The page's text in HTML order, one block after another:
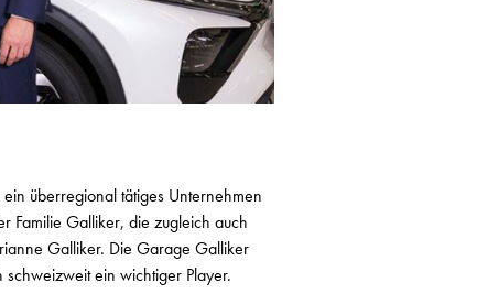
überregional tätiges Unternehmen
Familie Galliker, die zugleich auch
Galliker. Die Garage Galliker
ein wichtiger Player.